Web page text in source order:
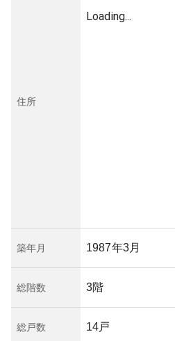
住所
Loading...
築年月 1987年3月
総階数 3階
総戸数 14戸